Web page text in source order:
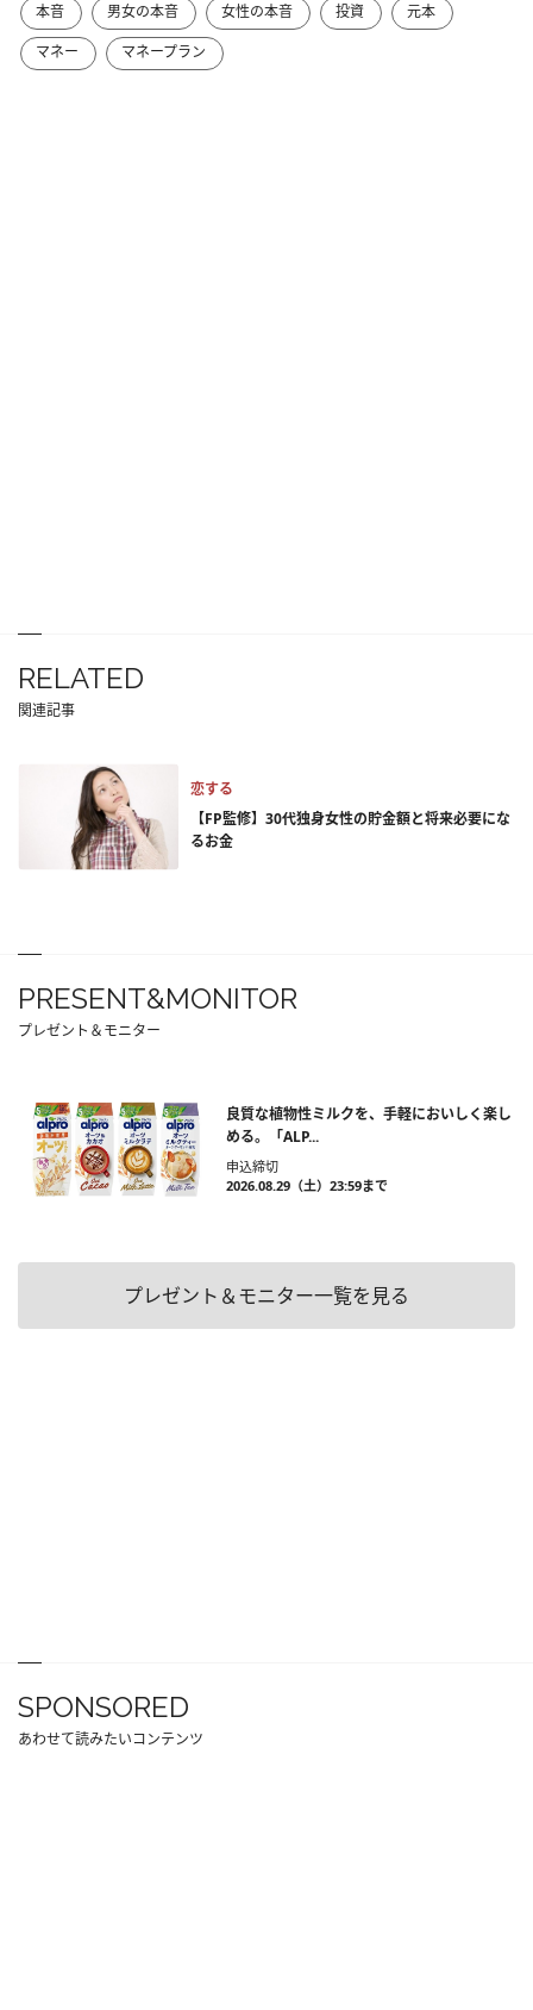
本音 男女の本音 女性の本音 投資
元本
マネー
マネープラン
RELATED
関連記事
恋する
【FP監修】30代独身女性の貯金額と将来必要にな
るお金
PRESENT&MONITOR
プレゼント＆モニター
良質な植物性ミルクを、手軽においしく楽し
める。「ALP...
申込締切
2026.08.29（土）23:59まで
プレゼント＆モニター一覧を見る
SPONSORED
あわせて読みたいコンテンツ